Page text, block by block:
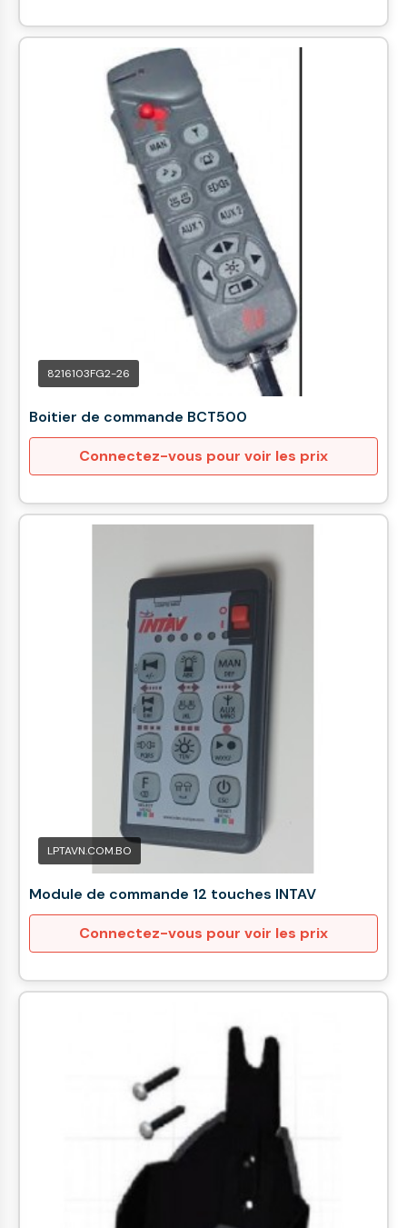
8216103FG2-26
Boitier de commande BCT500
Connectez-vous pour voir les prix
LPTAVN.COM.BO
Module de commande 12 touches INTAV
Connectez-vous pour voir les prix